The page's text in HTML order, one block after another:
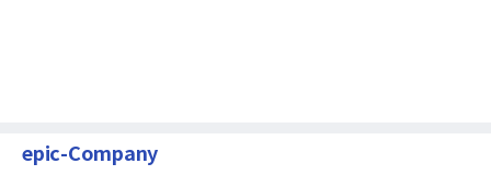
epic-Company